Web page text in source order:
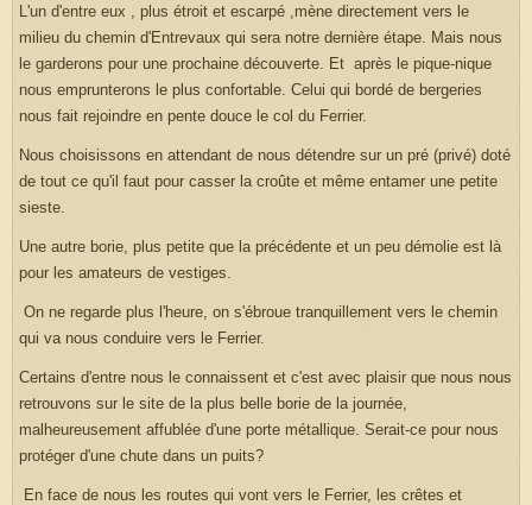
L'un d'entre eux , plus étroit et escarpé ,mène directement vers le
milieu du chemin d'Entrevaux qui sera notre dernière étape. Mais nous
le garderons pour une prochaine découverte. Et après le pique-nique
nous emprunterons le plus confortable. Celui qui bordé de bergeries
nous fait rejoindre en pente douce le col du Ferrier.
Nous choisissons en attendant de nous détendre sur un pré (privé) doté
de tout ce qu'il faut pour casser la croûte et même entamer une petite
sieste.
Une autre borie, plus petite que la précédente et un peu démolie est là
pour les amateurs de vestiges.
On ne regarde plus l'heure, on s'ébroue tranquillement vers le chemin
qui va nous conduire vers le Ferrier.
Certains d'entre nous le connaissent et c'est avec plaisir que nous nous
retrouvons sur le site de la plus belle borie de la journée,
malheureusement affublée d'une porte métallique. Serait-ce pour nous
protéger d'une chute dans un puits?
En face de nous les routes qui vont vers le Ferrier, les crêtes et